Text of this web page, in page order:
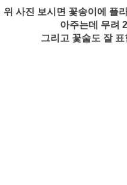
위 사진 보시면 꽃송이에 플
아주는데 무려
그리고 꽃술도 잘